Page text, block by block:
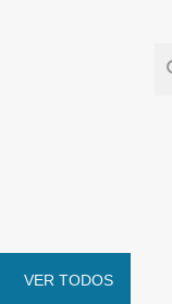
VER TODOS